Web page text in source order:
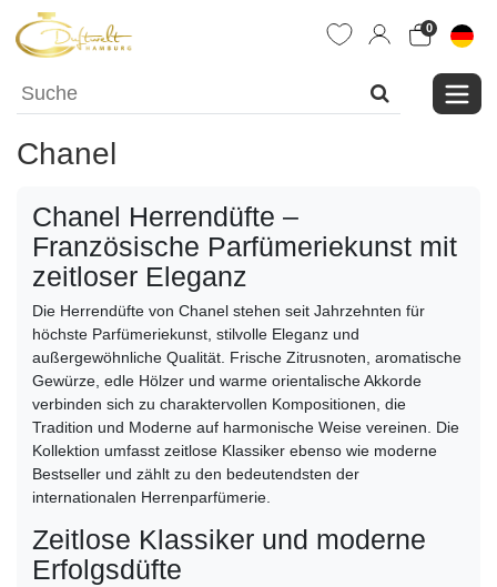
0
Chanel
Chanel Herrendüfte –
Französische Parfümeriekunst mit
zeitloser Eleganz
Die Herrendüfte von Chanel stehen seit Jahrzehnten für
höchste Parfümeriekunst, stilvolle Eleganz und
außergewöhnliche Qualität. Frische Zitrusnoten, aromatische
Gewürze, edle Hölzer und warme orientalische Akkorde
verbinden sich zu charaktervollen Kompositionen, die
Tradition und Moderne auf harmonische Weise vereinen. Die
Kollektion umfasst zeitlose Klassiker ebenso wie moderne
Bestseller und zählt zu den bedeutendsten der
internationalen Herrenparfümerie.
Zeitlose Klassiker und moderne
Erfolgsdüfte